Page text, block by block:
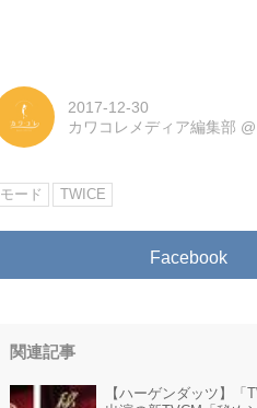
2017-12-30
カワコレメディア編集部 @
モード TWICE
Facebook
関連記事
【ハーゲンダッツ】「